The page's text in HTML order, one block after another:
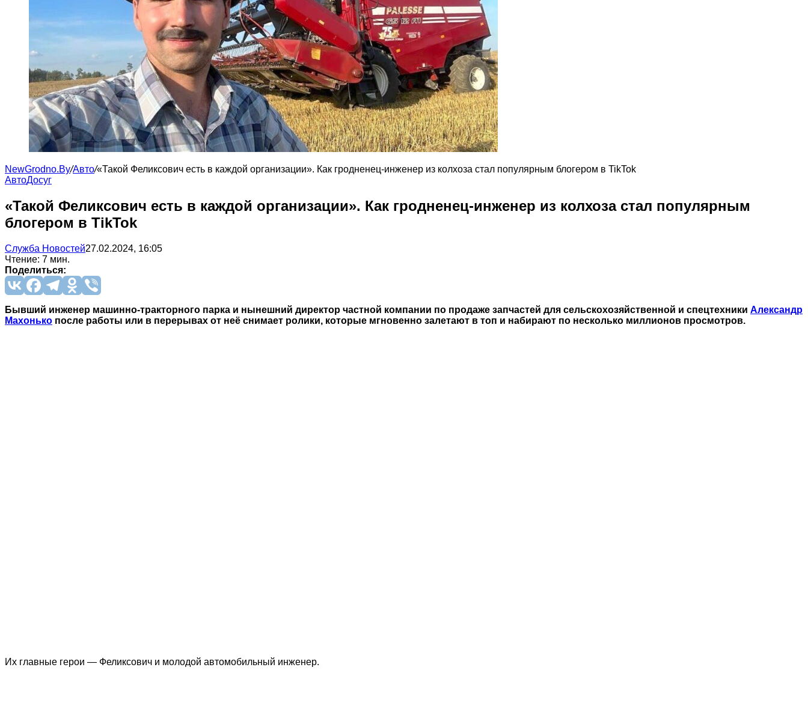
NewGrodno.By/Авто/«Такой Феликсович есть в каждой организации». Как гродненец-инженер из колхоза стал популярным блогером в TikTok
АвтоДосуг
«Такой Феликсович есть в каждой организации». Как гродненец-инженер из колхоза стал популярным
блогером в TikTok
Служба Новостей27.02.2024, 16:05
Чтение: 7 мин.
Поделиться:
Бывший инженер машинно-тракторного парка и нынешний директор частной компании по продаже запчастей для сельскохозяйственной и спецтехники Александр
Махонько после работы или в перерывах от неё снимает ролики, которые мгновенно залетают в топ и набирают по несколько миллионов просмотров.
Их главные герои — Феликсович и молодой автомобильный инженер.